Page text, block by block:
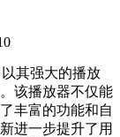
其强大的播放
该播放器不仅能
丰富的功能和自
进一步提升了用